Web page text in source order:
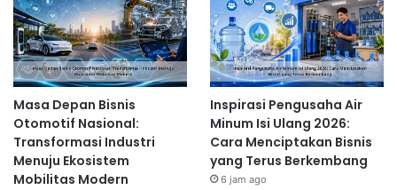
Masa Depan Bisnis
Otomotif Nasional:
Transformasi Industri
Menuju Ekosistem
Mobilitas Modern
Inspirasi Pengusaha Air
Minum Isi Ulang 2026:
Cara Menciptakan Bisnis
yang Terus Berkembang
6 jam ago